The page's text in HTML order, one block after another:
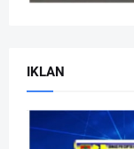
IKLAN